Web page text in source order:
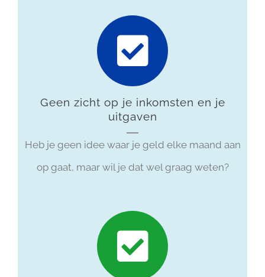
Geen zicht op je inkomsten en je
uitgaven
Heb je geen idee waar je geld elke maand aan
op gaat, maar wil je dat wel graag weten?